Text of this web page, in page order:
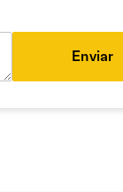
Enviar